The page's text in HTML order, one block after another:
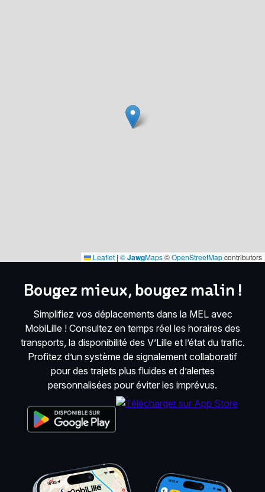
Leaflet | ©JawgMaps©OpenStreetMapcontributors
Bougez mieux, bougez malin !
Simplifiez vos déplacements dans la MEL avec
MobiLille ! Consultez en temps réel les horaires des
transports, la disponibilité des V’Lille et l’état du trafic.
Profitez d’un système de signalement collaboratif
pour des trajets plus fluides et d’alertes
personnalisées pour éviter les imprévus.